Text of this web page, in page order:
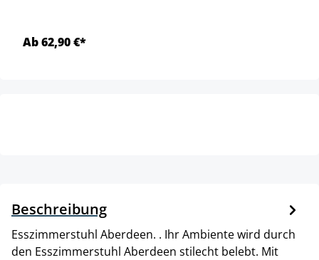
Ab 62,90 €*
Beschreibung
Esszimmerstuhl Aberdeen. . Ihr Ambiente wird durch
den Esszimmerstuhl Aberdeen stilecht belebt. Mit